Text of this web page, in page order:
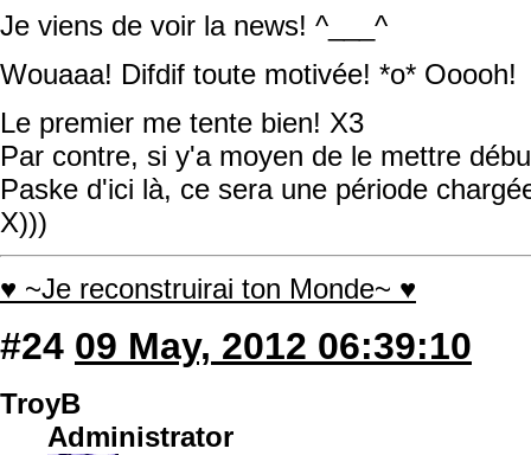
Je viens de voir la news! ^___^
Wouaaa! Difdif toute motivée! *o* Ooooh!
Le premier me tente bien! X3
Par contre, si y'a moyen de le mettre
Paske d'ici là, ce sera une période
X)))
♥ ~Je reconstruirai ton Monde~ ♥
#24 09 May, 2012 06:39:10
TroyB
Administrator